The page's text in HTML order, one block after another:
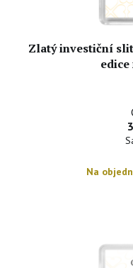
Zlatý investiční
Na